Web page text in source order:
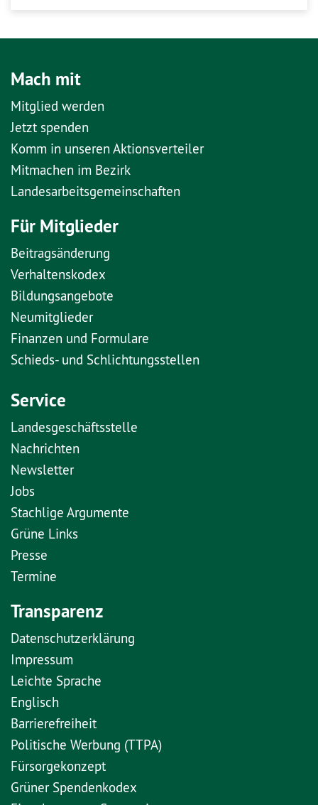
Mach mit
Mitglied werden
Jetzt spenden
Komm in unseren Aktionsverteiler
Mitmachen im Bezirk
Landesarbeitsgemeinschaften
Für Mitglieder
Beitragsänderung
Verhaltenskodex
Bildungsangebote
Neumitglieder
Finanzen und Formulare
Schieds- und Schlichtungsstellen
Service
Landesgeschäftsstelle
Nachrichten
Newsletter
Jobs
Stachlige Argumente
Grüne Links
Presse
Termine
Transparenz
Datenschutzerklärung
Impressum
Leichte Sprache
Englisch
Barrierefreiheit
Politische Werbung (TTPA)
Fürsorgekonzept
Grüner Spendenkodex